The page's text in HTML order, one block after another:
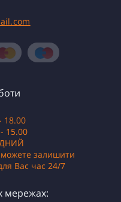
18.00
15.00
залишити
Вас час 24/7
мережах: